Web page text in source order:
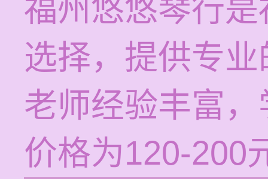
福州悠悠琴行
选择，提供专
老师经验丰富
价格为120-200